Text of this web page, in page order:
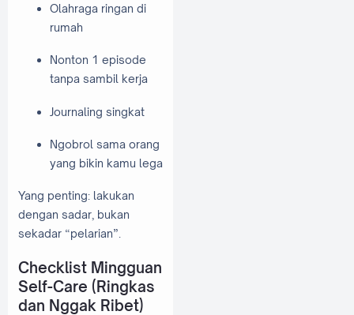
Olahraga ringan di
rumah
Nonton 1 episode
tanpa sambil kerja
Journaling singkat
Ngobrol sama orang
yang bikin kamu lega
Yang penting: lakukan
dengan sadar, bukan
sekadar “pelarian”.
Checklist Mingguan
Self-Care (Ringkas
dan Nggak Ribet)